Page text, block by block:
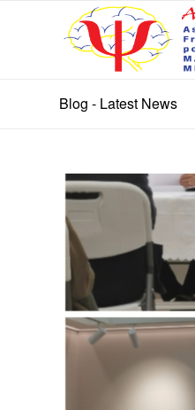
Blog - Latest News